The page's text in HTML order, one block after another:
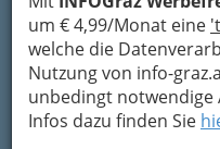
um € 4,99/Monat eine
welche die
Nutzung von info-
unbedingt notwendige
Infos dazu finden Sie